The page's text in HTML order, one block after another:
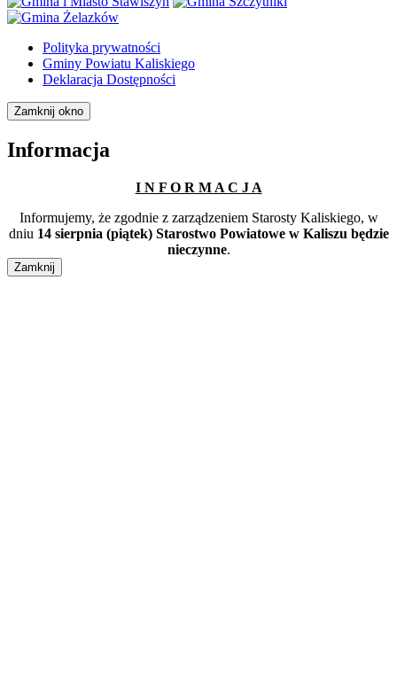
Polityka prywatności
Gminy Powiatu Kaliskiego
Deklaracja Dostępności
Zamknij okno
Informacja
I N F O R M A C J A
Informujemy, że zgodnie z zarządzeniem Starosty Kaliskiego, w
dniu 14 sierpnia (piątek) Starostwo Powiatowe w Kaliszu będzie
nieczynne.
Zamknij